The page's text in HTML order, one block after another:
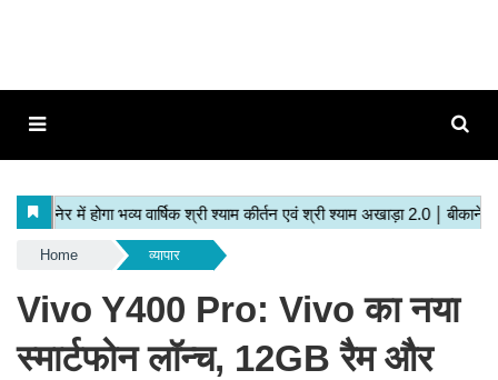
Home व्यापार
Vivo Y400 Pro: Vivo का नया
स्मार्टफोन लॉन्च, 12GB रैम और